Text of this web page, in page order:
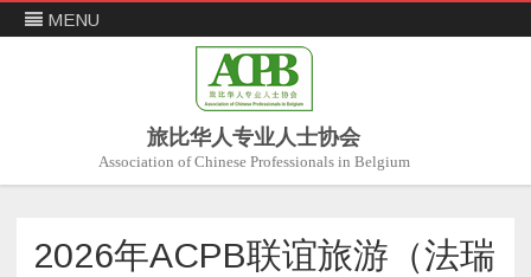
MENU
旅比华人专业人士协会
Association of Chinese Professionals in Belgium
Skip
2026年ACPB联谊旅游（法瑞